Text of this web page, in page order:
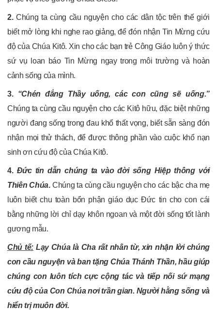
2.Chúng ta cùng cầu nguyện cho các dân tộc trên thế giới
biết mở lòng khi nghe rao giảng, để đón nhận Tin Mừng cứu
độ của Chúa Kitô. Xin cho các bạn trẻ Công Giáo luôn ý thức
sứ vụ loan báo Tin Mừng ngay trong môi trường và hoàn
cảnh sống của mình.
3.“Chén đắng Thầy uống, các con cũng sẽ uống.”
Chúng ta cùng cầu nguyện cho các Kitô hữu, đặc biệt những
người đang sống trong đau khổ thất vọng, biết sẵn sàng đón
nhận mọi thử thách, để được thông phần vào cuộc khổ nạn
sinh ơn cứu độ của Chúa Kitô.
4.Đức tin dẫn chúng ta vào đời sống Hiệp thông với
Thiên Chúa.Chúng ta cùng cầu nguyện cho các bậc cha mẹ
luôn biết chu toàn bổn phận giáo dục Đức tin cho con cái
bằng những lời chỉ dạy khôn ngoan và một đời sống tốt lành
gương mẫu.
Chủ tế:Lạy Chúa là Cha rất nhân từ, xin nhận lời chúng
con cầu nguyện và ban tặng Chúa Thánh Thần, hầu giúp
chúng con luôn tích cực cộng tác và tiếp nối sứ mạng
cứu độ của Con Chúa nơi trần gian. Người hằng sống và
hiển trị muôn đời.